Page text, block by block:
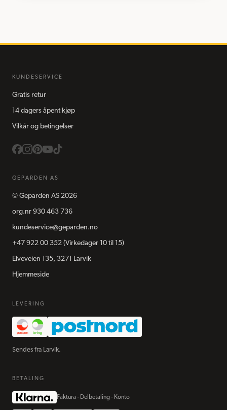
KUNDESERVICE
Gratis retur
14 dagers åpent kjøp
Vilkår og betingelser
GEPARDEN AS
© Geparden AS 2026
org.nr 930 463 736
kundeservice@geparden.no
+47 922 00 352 (Virkedager 10 til 15)
Elveveien 135, 3271 Larvik
Hjemmeside
LEVERING
Sendes fra Larvik.
BETALING
Faktura · Delbetaling · Konto